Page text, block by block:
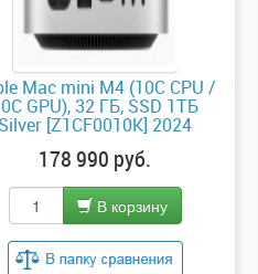
Mac mini M4 (10C CPU /
GPU), 32 ГБ, SSD 1ТБ
[Z1CF0010K] 2024
178 990 руб.
В корзину